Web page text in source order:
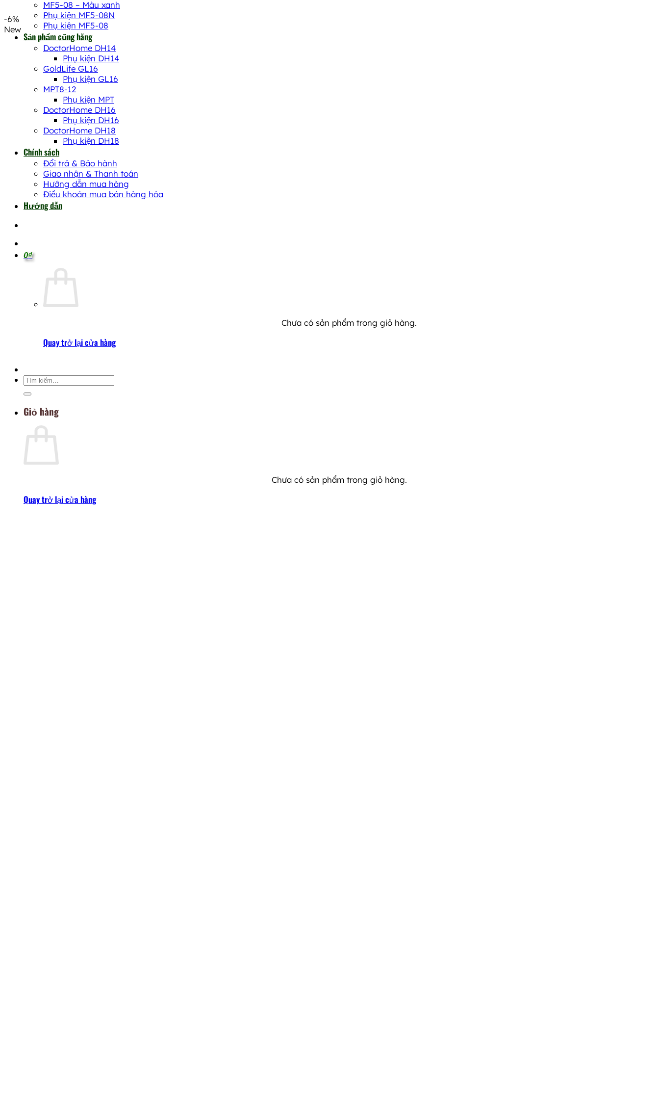
MF5-08 – Màu xanh
Phụ kiện MF5-08N
Phụ kiện MF5-08
Sản phẩm cũng hãng
DoctorHome DH14
Phụ kiện DH14
GoldLife GL16
Phụ kiện GL16
MPT8-12
Phụ kiện MPT
DoctorHome DH16
Phụ kiện DH16
DoctorHome DH18
Phụ kiện DH18
Chính sách
Đổi trả & Bảo hành
Giao nhận & Thanh toán
Hướng dẫn mua hàng
Điều khoản mua bán hàng hóa
Hướng dẫn
0₫
Chưa có sản phẩm trong giỏ hàng.
Quay trở lại cửa hàng
Tìm
kiếm:
Giỏ hàng
Chưa có sản phẩm trong giỏ hàng.
Quay trở lại cửa hàng
xếp
theo
mức
phổ
biến
-6%
New